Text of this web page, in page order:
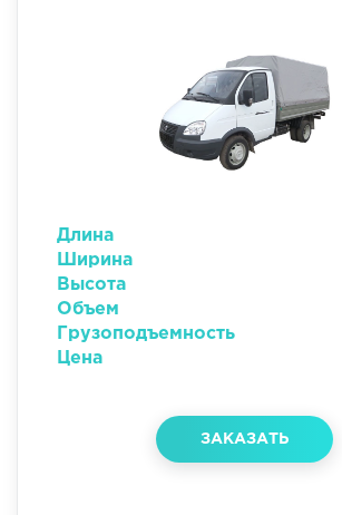
Длина
Ширина
Высота
Объем
Грузоподъемность
Цена
ЗАКАЗАТЬ